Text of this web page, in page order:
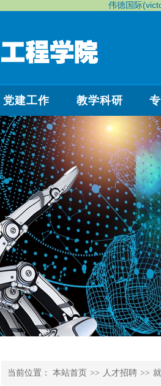
伟德国际
党建工作 教学科研
当前位置： 本站首页 >> 人才招聘 >>